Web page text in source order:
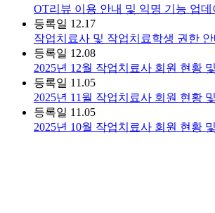
OT리뷰 이용 안내 및 익명 기능 업데
등록일 12.17
작업치료사 및 작업치료학생 권한 안
등록일 12.08
2025년 12월 작업치료사 회원 현황
등록일 11.05
2025년 11월 작업치료사 회원 현황
등록일 11.05
2025년 10월 작업치료사 회원 현황